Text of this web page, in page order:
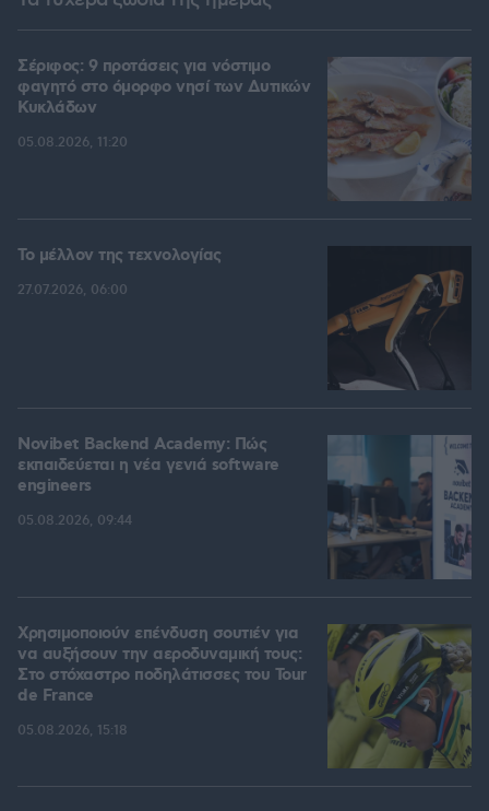
Σέριφος: 9 προτάσεις για νόστιμο
φαγητό στο όμορφο νησί των Δυτικών
Κυκλάδων
05.08.2026, 11:20
Το μέλλον της τεχνολογίας
27.07.2026, 06:00
Novibet Backend Academy: Πώς
εκπαιδεύεται η νέα γενιά software
engineers
05.08.2026, 09:44
Χρησιμοποιούν επένδυση σουτιέν για
να αυξήσουν την αεροδυναμική τους:
Στο στόχαστρο ποδηλάτισσες του Tour
de France
05.08.2026, 15:18